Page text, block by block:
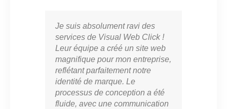
Je suis absolument ravi des
services de Visual Web Click !
Leur équipe a créé un site web
magnifique pour mon entreprise,
reflétant parfaitement notre
identité de marque. Le
processus de conception a été
fluide, avec une communication